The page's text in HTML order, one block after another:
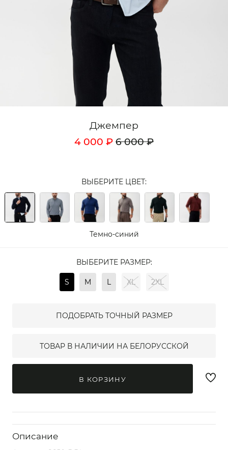
Джемпер
4 000 ₽ 6 000 ₽
ВЫБЕРИТЕ ЦВЕТ:
Темно-синий
ВЫБЕРИТЕ РАЗМЕР:
S M L XL 2XL
ПОДОБРАТЬ ТОЧНЫЙ РАЗМЕР
ТОВАР В НАЛИЧИИ НА БЕЛОРУССКОЙ
В КОРЗИНУ
Описание
Аксессуары